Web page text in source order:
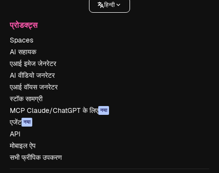
हिन्दी
प्रोडक्ट्स
Spaces
AI सहायक
एआई इमेज जेनरेटर
AI वीडियो जनरेटर
एआई वॉयस जनरेटर
स्टॉक सामग्री
MCP Claude/ChatGPT के लिए नया
एजेंट नया
API
मोबाइल ऐप
सभी फ्रीपिक उपकरण